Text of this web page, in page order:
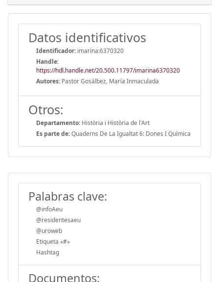
Datos identificativos
Identificador: imarina:6370320
Handle:
https://hdl.handle.net/20.500.11797/imarina6370320
Autores: Pastor Gosálbez, María Inmaculada
Otros:
Departamento: Història i Història de l'Art
Es parte de:Quaderns De La Igualtat 6: Dones I Química
Palabras clave:
@infoAeu
@residentesaeu
@uroweb
Etiqueta «#»
Hashtag
Documentos: